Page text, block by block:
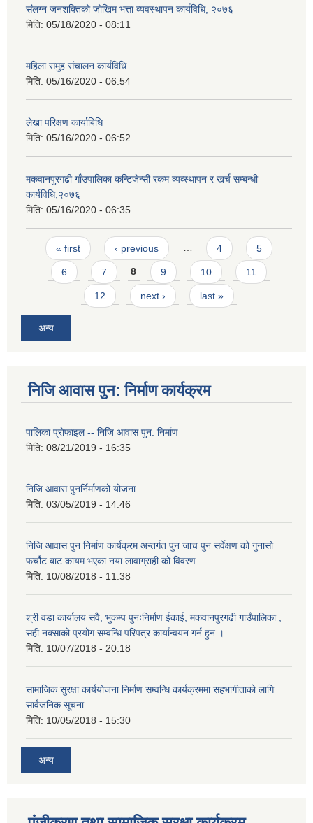
संलग्न जनशक्तिको जोखिम भत्ता व्यवस्थापन कार्यविधि, २०७६
मिति: 05/18/2020 - 08:11
महिला समुह संचालन कार्यविधि
मिति: 05/16/2020 - 06:54
लेखा परिक्षण कार्याबिधि
मिति: 05/16/2020 - 06:52
मकवानपुरगढी गाँउपालिका कन्टिजेन्सी रकम व्यव्स्थापन र खर्च सम्बन्धी
कार्यविधि,२०७६
मिति: 05/16/2020 - 06:35
Pages
« first ‹ previous … 4 5
6 7 8 9 10 11
12 next › last »
अन्य
निजि आवास पुन: निर्माण कार्यक्रम
पालिका प्राेफाइल -- निजि आवास पुन: निर्माण
मिति: 08/21/2019 - 16:35
निजि आवास पुनर्निर्माणको योजना
मिति: 03/05/2019 - 14:46
निजि आवास पुन निर्माण कार्यक्रम अन्तर्गत पुन जाच पुन सर्वेक्षण को गुनासो
फर्चौट बाट कायम भएका नया लावाग्राही को विवरण
मिति: 10/08/2018 - 11:38
श्री वडा कार्यालय सवै, भुकम्प पुनःनिर्माण ईकाई, मकवानपुरगढी गाउँपालिका ,
सही नक्साको प्रयोग सम्वन्धि परिपत्र कार्यान्वयन गर्न हुन ।
मिति: 10/07/2018 - 20:18
सामाजिक सुरक्षा कार्ययोजना निर्माण सम्वन्धि कार्यक्रममा सहभागीताको लागि
सार्वजनिक सूचना
मिति: 10/05/2018 - 15:30
अन्य